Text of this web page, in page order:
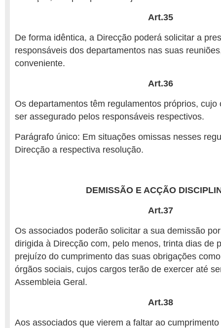
Art.35
De forma idêntica, a Direcção poderá solicitar a
responsáveis dos departamentos nas suas
conveniente.
Art.36
Os departamentos têm regulamentos próprios, cujo
ser assegurado pelos responsáveis respectivos.
Parágrafo único: Em situações omissas nesses
Direcção a respectiva resolução.
DEMISSÃO E ACÇÃO
Art.37
Os associados poderão solicitar a sua demissão
dirigida à Direcção com, pelo menos, trinta dias de
prejuízo do cumprimento das suas obrigações
órgãos sociais, cujos cargos terão de exercer até
Assembleia Geral.
Art.38
Aos associados que vierem a faltar ao